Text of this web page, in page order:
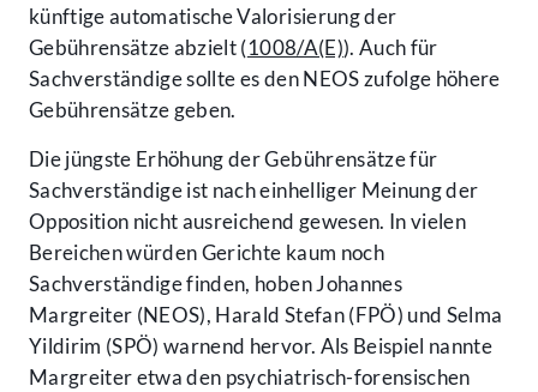
künftige automatische Valorisierung der
Gebührensätze abzielt (1008/A(E)). Auch für
Sachverständige sollte es den NEOS zufolge höhere
Gebührensätze geben.
Die jüngste Erhöhung der Gebührensätze für
Sachverständige ist nach einhelliger Meinung der
Opposition nicht ausreichend gewesen. In vielen
Bereichen würden Gerichte kaum noch
Sachverständige finden, hoben Johannes
Margreiter (NEOS), Harald Stefan (FPÖ) und Selma
Yildirim (SPÖ) warnend hervor. Als Beispiel nannte
Margreiter etwa den psychiatrisch-forensischen